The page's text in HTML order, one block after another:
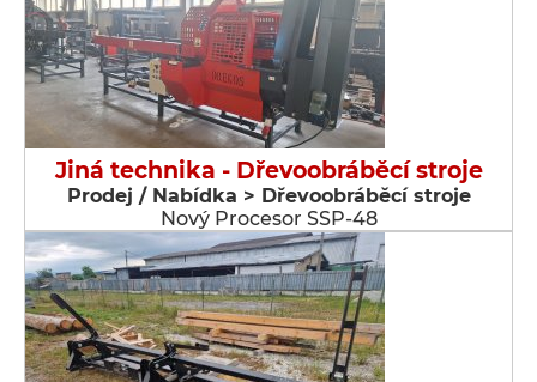
Jiná technika - Dřevoobráběcí stroje
Prodej / Nabídka > Dřevoobráběcí stroje
Nový Procesor SSP-48